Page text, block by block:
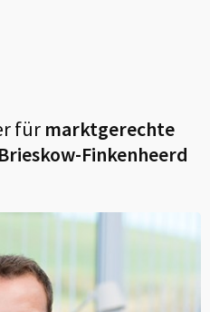
fürmarktgerechte
Brieskow-Finkenheerd